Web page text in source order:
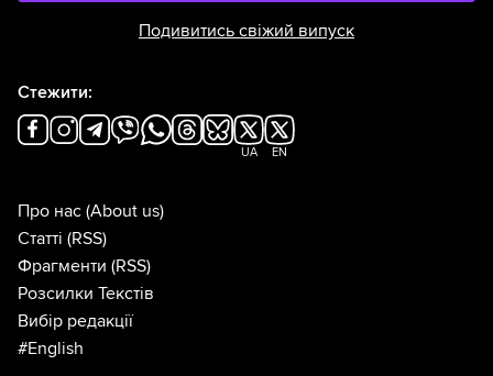
Подивитись свіжий випуск
Стежити:
UA EN
Про нас (About us)
Статті (RSS)
Фрагменти (RSS)
Розсилки Текстів
Вибір редакції
#English